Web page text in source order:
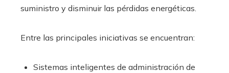
suministro y disminuir las pérdidas energéticas.
Entre las principales iniciativas se encuentran:
Sistemas inteligentes de administración de